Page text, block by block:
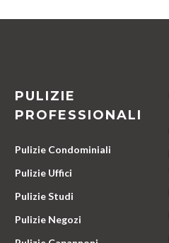
PULIZIE
PROFESSIONALI
Pulizie Condominiali
Pulizie Uffici
Pulizie Studi
Pulizie Negozi